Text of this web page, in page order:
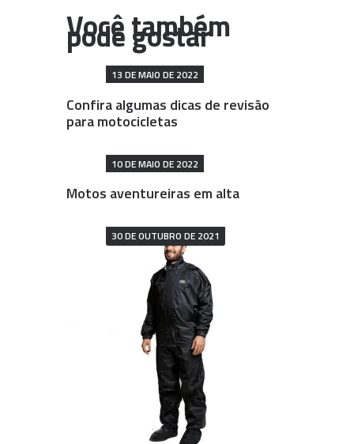
13 DE MAIO DE 2022
Confira algumas dicas de revisão
para motocicletas
10 DE MAIO DE 2022
Motos aventureiras em alta
30 DE OUTUBRO DE 2021